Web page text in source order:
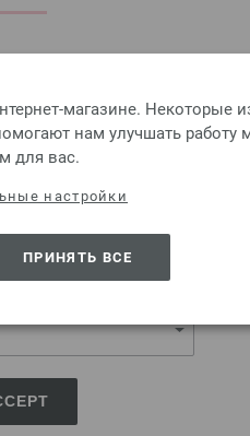
States of America
магазине. Некоторые
нам улучшать работу
для вас.
настройки
ПРИНЯТЬ ВСЕ
Круговые спицы
Круговые спицы Design-
7,98 €
9,29 $ без НДС,
Добавить в избранное